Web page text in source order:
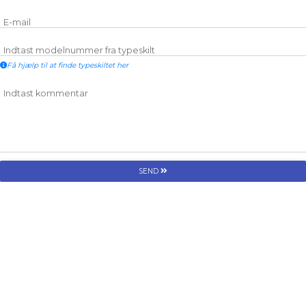
E-mail
Indtast modelnummer fra typeskilt
Få hjælp til at finde typeskiltet her
Indtast kommentar
SEND